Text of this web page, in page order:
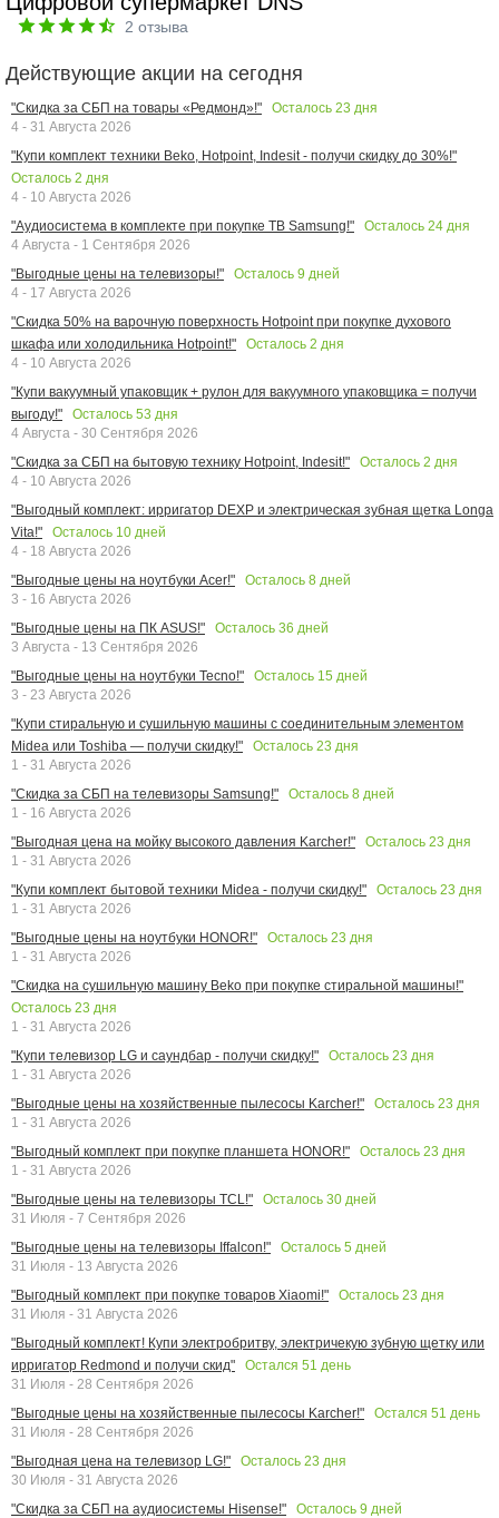
2 отзыва
Действующие акции на сегодня
"Скидка за СБП на товары «Редмонд»!" Осталось 23 дня
4 - 31 Августа 2026
"Купи комплект техники Beko, Hotpoint, Indesit - получи скидку до 30%!"
Осталось 2 дня
4 - 10 Августа 2026
"Аудиосистема в комплекте при покупке ТВ Samsung!"
Осталось 24 дня
4 Августа - 1 Сентября 2026
"Выгодные цены на телевизоры!"
Осталось 9 дней
4 - 17 Августа 2026
"Скидка 50% на варочную поверхность Hotpoint при покупке духового
шкафа или холодильника Hotpoint!"
Осталось 2 дня
4 - 10 Августа 2026
"Купи вакуумный упаковщик + рулон для вакуумного упаковщика = получи
выгоду!"
Осталось 53 дня
4 Августа - 30 Сентября 2026
"Скидка за СБП на бытовую технику Hotpoint, Indesit!"
Осталось 2 дня
4 - 10 Августа 2026
"Выгодный комплект: ирригатор DEXP и электрическая зубная щетка Longa
Vita!"
Осталось 10 дней
4 - 18 Августа 2026
"Выгодные цены на ноутбуки Acer!"
Осталось 8 дней
3 - 16 Августа 2026
"Выгодные цены на ПК ASUS!"
Осталось 36 дней
3 Августа - 13 Сентября 2026
"Выгодные цены на ноутбуки Tecno!"
Осталось 15 дней
3 - 23 Августа 2026
"Купи стиральную и сушильную машины с соединительным элементом
Midea или Toshiba — получи скидку!"
Осталось 23 дня
1 - 31 Августа 2026
"Скидка за СБП на телевизоры Samsung!"
Осталось 8 дней
1 - 16 Августа 2026
"Выгодная цена на мойку высокого давления Karcher!"
Осталось 23 дня
1 - 31 Августа 2026
"Купи комплект бытовой техники Midea - получи скидку!"
Осталось 23 дня
1 - 31 Августа 2026
"Выгодные цены на ноутбуки HONOR!"
Осталось 23 дня
1 - 31 Августа 2026
"Скидка на сушильную машину Beko при покупке стиральной машины!"
Осталось 23 дня
1 - 31 Августа 2026
"Купи телевизор LG и саундбар - получи скидку!"
Осталось 23 дня
1 - 31 Августа 2026
"Выгодные цены на хозяйственные пылесосы Karcher!"
Осталось 23 дня
1 - 31 Августа 2026
"Выгодный комплект при покупке планшета HONOR!"
Осталось 23 дня
1 - 31 Августа 2026
"Выгодные цены на телевизоры TCL!"
Осталось 30 дней
31 Июля - 7 Сентября 2026
"Выгодные цены на телевизоры Iffalcon!"
Осталось 5 дней
31 Июля - 13 Августа 2026
"Выгодный комплект при покупке товаров Xiaomi!"
Осталось 23 дня
31 Июля - 31 Августа 2026
"Выгодный комплект! Купи электробритву, электричекую зубную щетку или
ирригатор Redmond и получи скид"
Остался 51 день
31 Июля - 28 Сентября 2026
"Выгодные цены на хозяйственные пылесосы Karcher!"
Остался 51 день
31 Июля - 28 Сентября 2026
"Выгодная цена на телевизор LG!"
Осталось 23 дня
30 Июля - 31 Августа 2026
"Скидка за СБП на аудиосистемы Hisense!"
Осталось 9 дней